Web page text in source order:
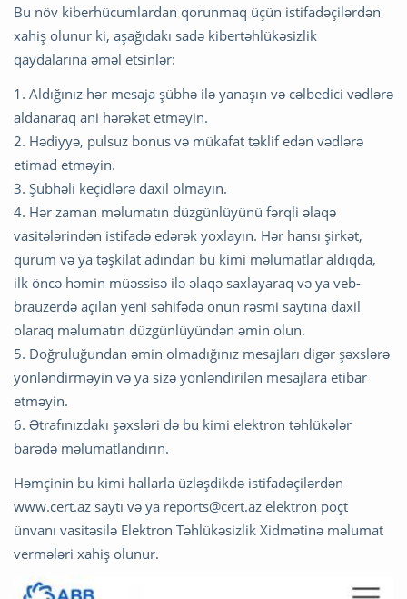
Bu növ kiberhücumlardan qorunmaq üçün istifadəçilərdən
xahiş olunur ki, aşağıdakı sadə kibertəhlükəsizlik
qaydalarına əməl etsinlər:
1. Aldığınız hər mesaja şübhə ilə yanaşın və cəlbedici vədlərə
aldanaraq ani hərəkət etməyin.
2. Hədiyyə, pulsuz bonus və mükafat təklif edən vədlərə
etimad etməyin.
3. Şübhəli keçidlərə daxil olmayın.
4. Hər zaman məlumatın düzgünlüyünü fərqli əlaqə
vasitələrindən istifadə edərək yoxlayın. Hər hansı şirkət,
qurum və ya təşkilat adından bu kimi məlumatlar aldıqda,
ilk öncə həmin müəssisə ilə əlaqə saxlayaraq və ya veb-
brauzerdə açılan yeni səhifədə onun rəsmi saytına daxil
olaraq məlumatın düzgünlüyündən əmin olun.
5. Doğruluğundan əmin olmadığınız mesajları digər şəxslərə
yönləndirməyin və ya sizə yönləndirilən mesajlara etibar
etməyin.
6. Ətrafınızdakı şəxsləri də bu kimi elektron təhlükələr
barədə məlumatlandırın.
Həmçinin bu kimi hallarla üzləşdikdə istifadəçilərdən
www.cert.az saytı və ya reports@cert.az elektron poçt
ünvanı vasitəsilə Elektron Təhlükəsizlik Xidmətinə məlumat
vermələri xahiş olunur.